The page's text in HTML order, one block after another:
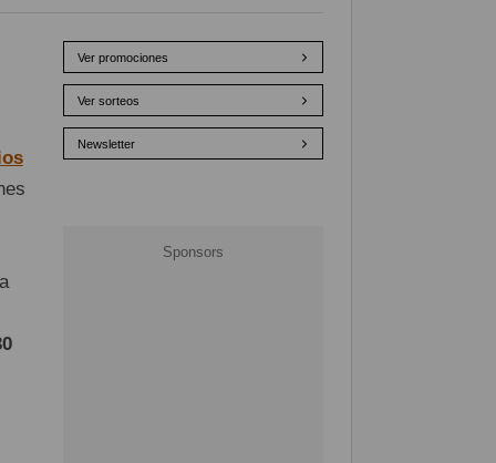
Ver promociones
Ver sorteos
Newsletter